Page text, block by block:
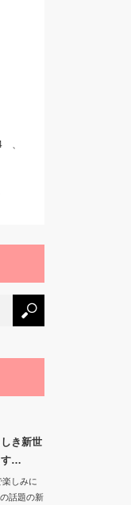
、
き新世
す…
しみに
話題の新